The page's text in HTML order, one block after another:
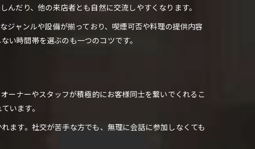
だり、他の来店者とも自然に交流しやすくなります。
ジャンルや設備が揃っており、喫煙可否や料理の提供内容
い時間帯を選ぶのも一つのコツです。
ーナーやスタッフが積極的にお客様同士を繋いでくれるこ
います。
ます。社交が苦手な方でも、無理に会話に参加しなくても